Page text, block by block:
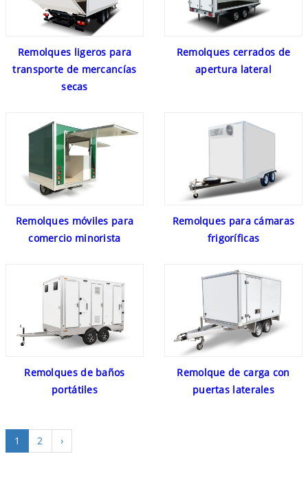
Remolques ligeros para
transporte de mercancías
secas
Remolques cerrados de
apertura lateral
Remolques móviles para
comercio minorista
Remolques para cámaras
frigoríficas
Remolques de baños
portátiles
Remolque de carga con
puertas laterales
1 2 ›